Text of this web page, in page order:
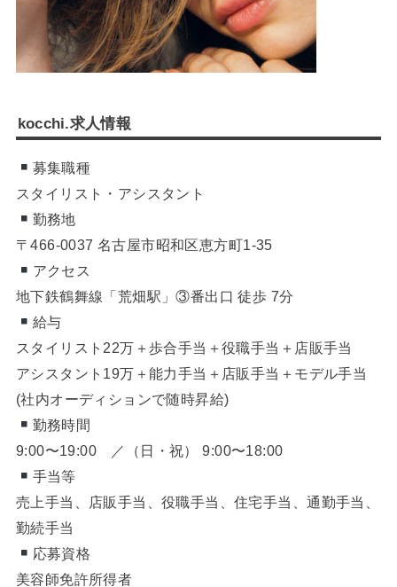
kocchi.求人情報
募集職種
スタイリスト・アシスタント
勤務地
〒466-0037 名古屋市昭和区恵方町1-35
アクセス
地下鉄鶴舞線「荒畑駅」③番出口 徒歩 7分
給与
スタイリスト22万＋歩合手当＋役職手当＋店販手当
アシスタント19万＋能力手当＋店販手当＋モデル手当
(社内オーディションで随時昇給)
勤務時間
9:00〜19:00 ／（日・祝） 9:00〜18:00
手当等
売上手当、店販手当、役職手当、住宅手当、通勤手当、
勤続手当
応募資格
美容師免許所得者